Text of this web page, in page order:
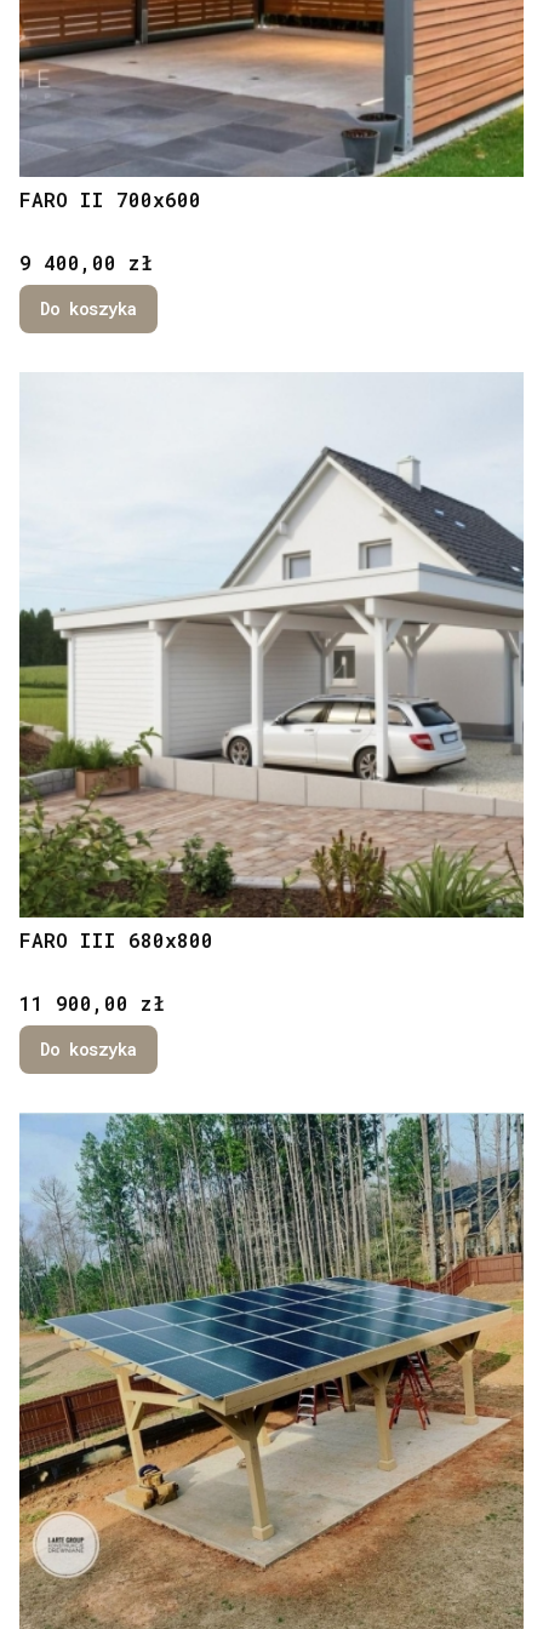
FARO II 700x600
Cena
9 400,00 zł
Do koszyka
FARO III 680x800
Cena
11 900,00 zł
Do koszyka